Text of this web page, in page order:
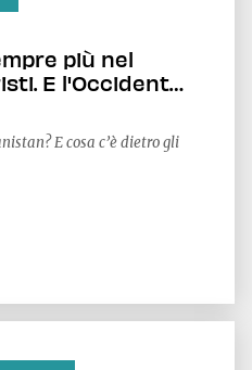
più nel
E l'Occidente
E cosa c’è dietro gli